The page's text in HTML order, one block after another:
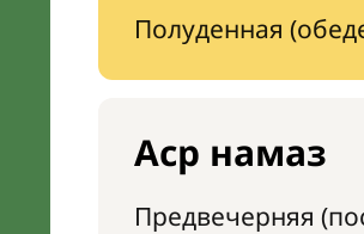
Полуденная
Аср намаз
Предвечерняя